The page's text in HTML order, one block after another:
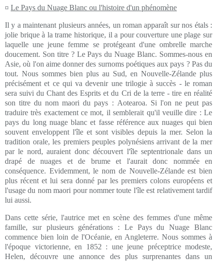
¤ Le Pays du Nuage Blanc ou l'histoire d'un phénomène
Il y a maintenant plusieurs années, un roman apparaît sur nos étals :
jolie brique à la trame historique, il a pour couverture une plage sur
laquelle une jeune femme se protégeant d'une ombrelle marche
doucement. Son titre ? Le Pays du Nuage Blanc. Sommes-nous en
Asie, où l'on aime donner des surnoms poétiques aux pays ? Pas du
tout. Nous sommes bien plus au Sud, en Nouvelle-Zélande plus
précisément et ce qui va devenir une trilogie à succès - le roman
sera suivi du Chant des Esprits et du Cri de la terre - tire en réalité
son titre du nom maori du pays : Aotearoa. Si l'on ne peut pas
traduire très exactement ce mot, il semblerait qu'il veuille dire : Le
pays du long nuage blanc et fasse référence aux nuages qui bien
souvent enveloppent l'île et sont visibles depuis la mer. Selon la
tradition orale, les premiers peuples polynésiens arrivant de la mer
par le nord, auraient donc découvert l'île septentrionale dans un
drapé de nuages et de brume et l'aurait donc nommée en
conséquence. Evidemment, le nom de Nouvelle-Zélande est bien
plus récent et lui sera donné par les premiers colons européens et
l'usage du nom maori pour nommer toute l'île est relativement tardif
lui aussi.
Dans cette série, l'autrice met en scène des femmes d'une même
famille, sur plusieurs générations : Le Pays du Nuage Blanc
commence bien loin de l'Océanie, en Angleterre. Nous sommes à
l'époque victorienne, en 1852 : une jeune préceptrice modeste,
Helen, découvre une annonce des plus surprenantes dans un